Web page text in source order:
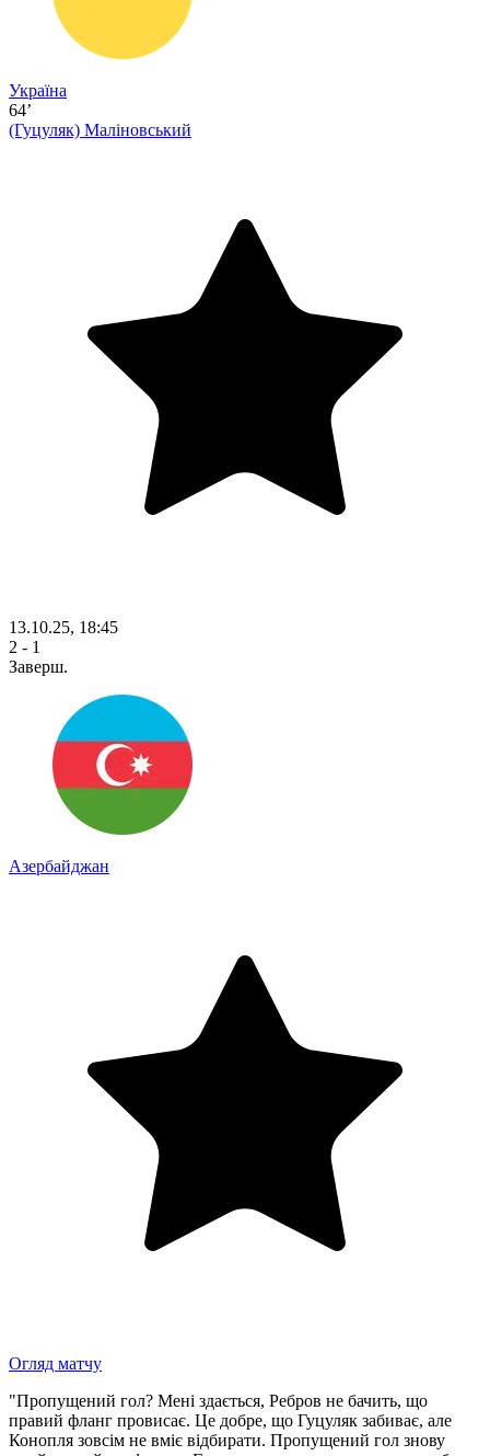
Україна
64’
(Гуцуляк) Маліновський
13.10.25, 18:45
2 - 1
Заверш.
Азербайджан
Огляд матчу
"Пропущений гол? Мені здається, Ребров не бачить, що
правий фланг провисає. Це добре, що Гуцуляк забиває, але
Конопля зовсім не вміє відбирати. Пропущений гол знову